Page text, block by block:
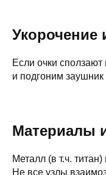
Укорочение
Если очки
и подгоним
Материалы
Металл (в т.ч.
Не все узлы